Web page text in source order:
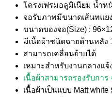
โครงเฟรมอลูมิเนียม น้ำห
จอรับภาพมีขนาดเส้นทแย
ขนาดของจอ(Size) :
มีเนื้อผ้าชนิดฉายด้านหลัง
สามารถเคลื่อนย้ายได้
เหมาะสำหรับงานกลางแจ้
เนื้อผ้าสามารถรองรับกา
เนื้อผ้าเป็นแบบ Matt